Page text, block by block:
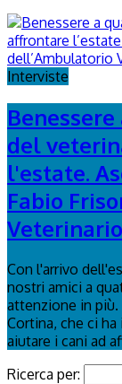
Interviste
del
l'estate.
Fabio
Con l'arrivo
nostri amici a
attenzione in
Cortina, che ci
aiutare i cani ad
Ricerca per: